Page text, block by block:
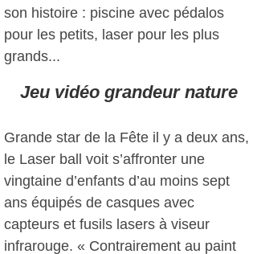
son histoire : piscine avec pédalos
pour les petits, laser pour les plus
grands...
Jeu vidéo grandeur nature
Grande star de la Fête il y a deux ans,
le Laser ball voit s’affronter une
vingtaine d’enfants d’au moins sept
ans équipés de casques avec
capteurs et fusils lasers à viseur
infrarouge. « Contrairement au paint